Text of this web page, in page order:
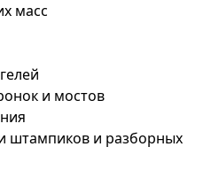
масс
и мостов
штампиков и разборных